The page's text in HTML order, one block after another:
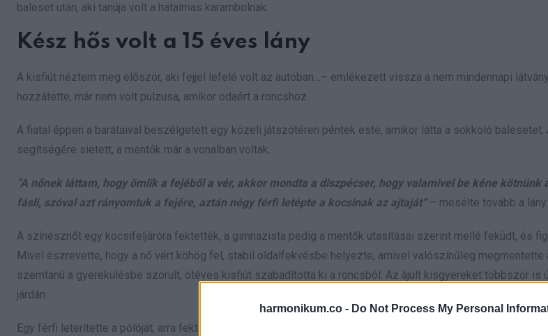
harmonikum.co - Do Not Process My Personal
baleset után, aki tanúja volt a hatalmas karambolnak.
Kész hős volt a 15 éves lány
A kisfiút néztem meg először, aki fejjel lefelé volt az autóban…– emlékezett vissza a nem mindennapi
hozzátette, már nem volt pulzusa, amikor odaért a roncshoz.
A fiatal éppen a barátaival beszélgetett egy közeli játszótéren péntek este, amikor látta a sokkoló balesetet.
segítségére sietett, a mentők már a vonalban voltak.
“A nőnek láttam, hogy ömlik a fejéből a vér, akkor mondta a diszpécser, hogy valamivel be kéne kötnünk
fásli, szóval azt rányomtuk a fejére, aztán négy férfi letépte a kocsinak az ajtaját” – mesélte tovább a lány.
A színésznőt egy kocsifeljáróra fektették, a gimnazista pedig a mentők utasításai szerint mellé feküdt, és
Mivel észrevette, hogy a nő vért köhög fel, stabil oldalfekvésbe helyezte, amivel valószínűleg megmentette
szemtanú a gyerekülésbe szorult, ötéves kisfiút szabadította ki a roncsból. Az ájult kisgyereket többször is
járdán.
Egy férfi leterítette a pólóját, arra fektették rá a kisfiút, először egy férfi kezdte el újra éleszteni, utána pedig